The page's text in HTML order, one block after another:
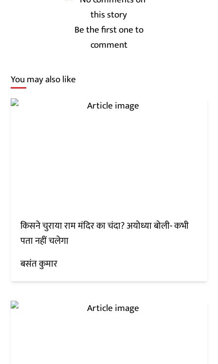
Be the first one to
comment
You may also like
किसने चुराया राम मंदिर का चंदा? अयोध्या बोली- कभी
पता नहीं चलेगा
बसंत कुमार